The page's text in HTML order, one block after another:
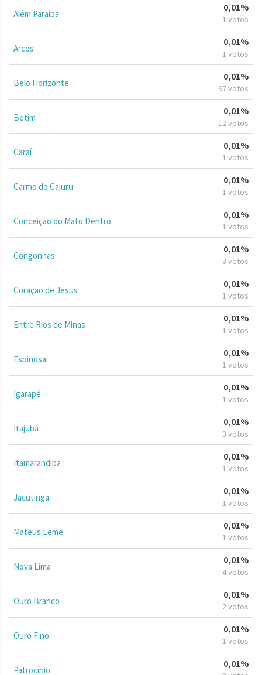
Além Paraíba
0,01%
1 votos
Arcos
0,01%
1 votos
Belo Horizonte
0,01%
97 votos
Betim
0,01%
12 votos
Caraí
0,01%
1 votos
Carmo do Cajuru
0,01%
1 votos
Conceição do Mato Dentro
0,01%
1 votos
Congonhas
0,01%
3 votos
Coração de Jesus
0,01%
1 votos
Entre Rios de Minas
0,01%
1 votos
Espinosa
0,01%
1 votos
Igarapé
0,01%
1 votos
Itajubá
0,01%
3 votos
Itamarandiba
0,01%
1 votos
Jacutinga
0,01%
1 votos
Mateus Leme
0,01%
1 votos
Nova Lima
0,01%
4 votos
Ouro Branco
0,01%
2 votos
Ouro Fino
0,01%
1 votos
Patrocínio
0,01%